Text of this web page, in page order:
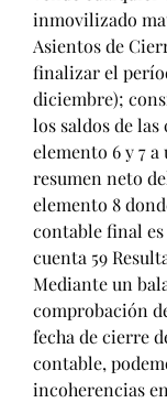
inmovilizado
Asientos de
finalizar el
diciembre);
los saldos de las
elemento 6 y 7 a
resumen neto
elemento 8
contable final
cuenta 59
Mediante un
comprobación
fecha de cierre
contable,
incoherencias